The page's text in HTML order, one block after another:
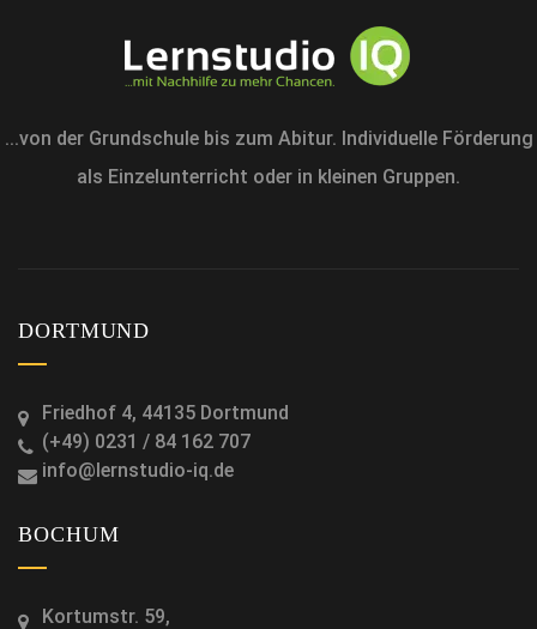
...von der Grundschule bis zum Abitur. Individuelle Förderung
als Einzelunterricht oder in kleinen Gruppen.
DORTMUND
Friedhof 4, 44135 Dortmund
(+49) 0231 / 84 162 707
info@lernstudio-iq.de
BOCHUM
Kortumstr. 59,